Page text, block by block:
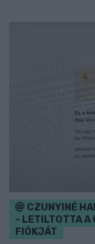
CZUNYINÉ
- LETILTOTTA A
FIÓKJÁT